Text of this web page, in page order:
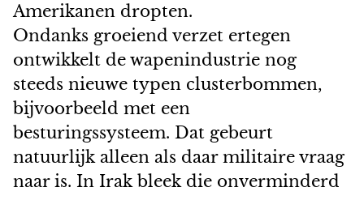
Amerikanen dropten.
Ondanks groeiend verzet ertegen
ontwikkelt de wapenindustrie nog
steeds nieuwe typen clusterbommen,
bijvoorbeeld met een
besturingssysteem. Dat gebeurt
natuurlijk alleen als daar militaire vraag
naar is. In Irak bleek die onverminderd